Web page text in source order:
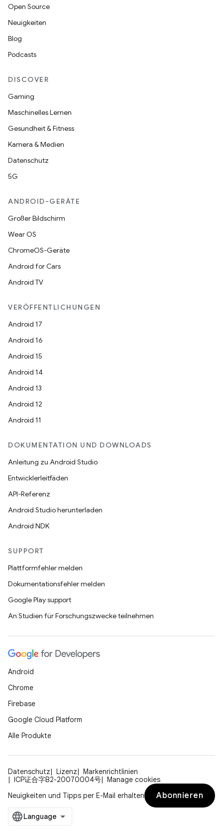
Open Source
Neuigkeiten
Blog
Podcasts
DISCOVER
Gaming
Maschinelles Lernen
Gesundheit & Fitness
Kamera & Medien
Datenschutz
5G
ANDROID-GERÄTE
Großer Bildschirm
Wear OS
ChromeOS-Geräte
Android for Cars
Android TV
VERÖFFENTLICHUNGEN
Android 17
Android 16
Android 15
Android 14
Android 13
Android 12
Android 11
DOKUMENTATION UND DOWNLOADS
Anleitung zu Android Studio
Entwicklerleitfäden
API-Referenz
Android Studio herunterladen
Android NDK
SUPPORT
Plattformfehler melden
Dokumentationsfehler melden
Google Play support
An Studien für Forschungszwecke teilnehmen
Android
Chrome
Firebase
Google Cloud Platform
Alle Produkte
Datenschutz Lizenz
Markenrichtlinien
ICP证合字B2-20070004号
Manage cookies
Neuigkeiten und Tipps per E-Mail erhalten
Abonnieren